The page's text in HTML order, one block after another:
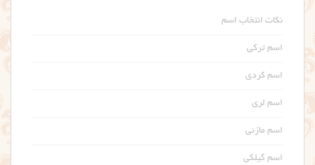
نکات انتخاب اسم
اسم ترکی
اسم کردی
اسم لری
اسم مازنی
اسم گیلکی